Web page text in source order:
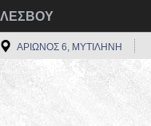
ΛΕΣΒΟΥ
ΑΡΙΩΝΟΣ 6, ΜΥΤΙΛΗΝΗ